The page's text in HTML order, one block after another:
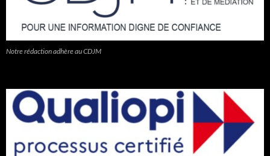
Notre rédaction adhère au CDJM